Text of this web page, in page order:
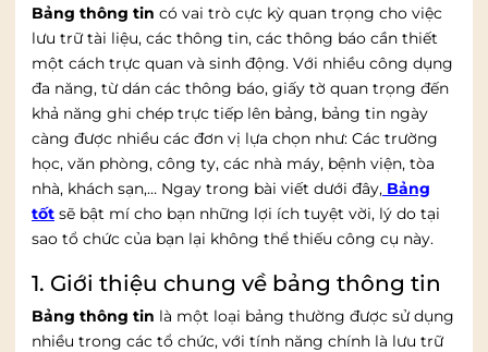
Bảng thông tin có vai trò cực kỳ quan trọng cho việc
lưu trữ tài liệu, các thông tin, các thông báo cần thiết
một cách trực quan và sinh động. Với nhiều công dụng
đa năng, từ dán các thông báo, giấy tờ quan trọng đến
khả năng ghi chép trực tiếp lên bảng, bảng tin ngày
càng được nhiều các đơn vị lựa chọn như: Các trường
học, văn phòng, công ty, các nhà máy, bệnh viện, tòa
nhà, khách sạn,… Ngay trong bài viết dưới đây, Bảng
tốt sẽ bật mí cho bạn những lợi ích tuyệt vời, lý do tại
sao tổ chức của bạn lại không thể thiếu công cụ này.
1. Giới thiệu chung về bảng thông tin
Bảng thông tin là một loại bảng thường được sử dụng
nhiều trong các tổ chức, với tính năng chính là lưu trữ